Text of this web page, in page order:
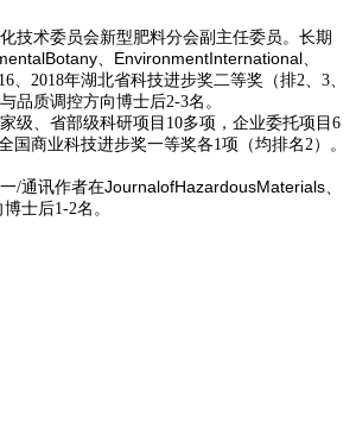
技术委员会新型肥料分会副主任委员。长期
EnvironmentInternational
2018年湖北省科技进步奖二等奖（排2 3
品质调控方向博士后2-3名。
级、省部级科研项目 10多项，企业委托项目 6
国商业科技进步奖一等奖各1 项（均排名 2 ）。
/通讯作者在JournalofHazardousMaterials
博士后1-2名。